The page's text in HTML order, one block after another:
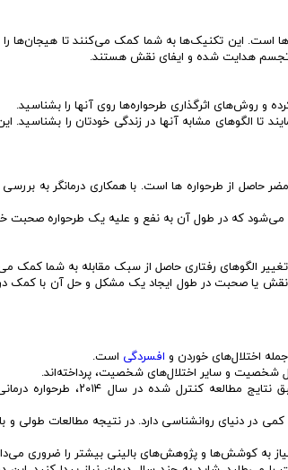
است. این تکنیک‌ها به شما کمک می‌کنند تا هیجان‌ها را
تجسم هدایت شده و ایفای نقش هستند.
و روش‌های اثرگذاری طرحواره‌ها روی آنها را بشناسید.
الگوهای مشابه آنها در زندگی خودتان را بشناسید.
از طرحواره ها است. با همکاری درمانگر به بررسی
می‌شود که در طول آن به نفع و علیه یک طرحواره صحبت
الگوهای رفتاری حاصل از سبک مقابله به شما کمک
نقش یا صحبت در طول ایجاد یک مشکل و حل آن با کمک
اختلال‌های خوردن و افسردگی است.
شخصیت و سایر اختلال‌های شخصیت، پرداخته‌اند.
این پژوهش‌ها به نتایج امیدوار کننده‌ای هم رسیده‌اند.
دهه ۱۹۸۰ می‌رسد. از این رو سابقه کمی در دنیای روانشناسی دارد. در نتیجه
به کوشش‌ها و پژوهش‌های بالینی بیشتر را ضروری